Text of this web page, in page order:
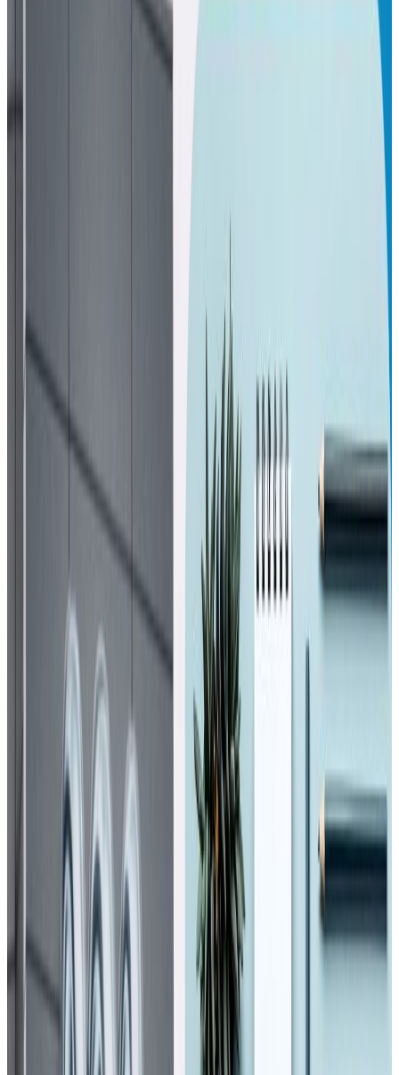
काठमाडौं । भाद्र २३ र २४ गते भएको जेन जि आन्दोलनमा ज्यान गुमाए
४५ जना शहीदहरू मध्य ४२ जनाको शालिक सहित अन्तर्राष्ट्रिय
खेलकुद परिसर, सातदोबाटोमा जेन जि शहीद स्मारक पार्क निर्माण
भइरहेको छ ।